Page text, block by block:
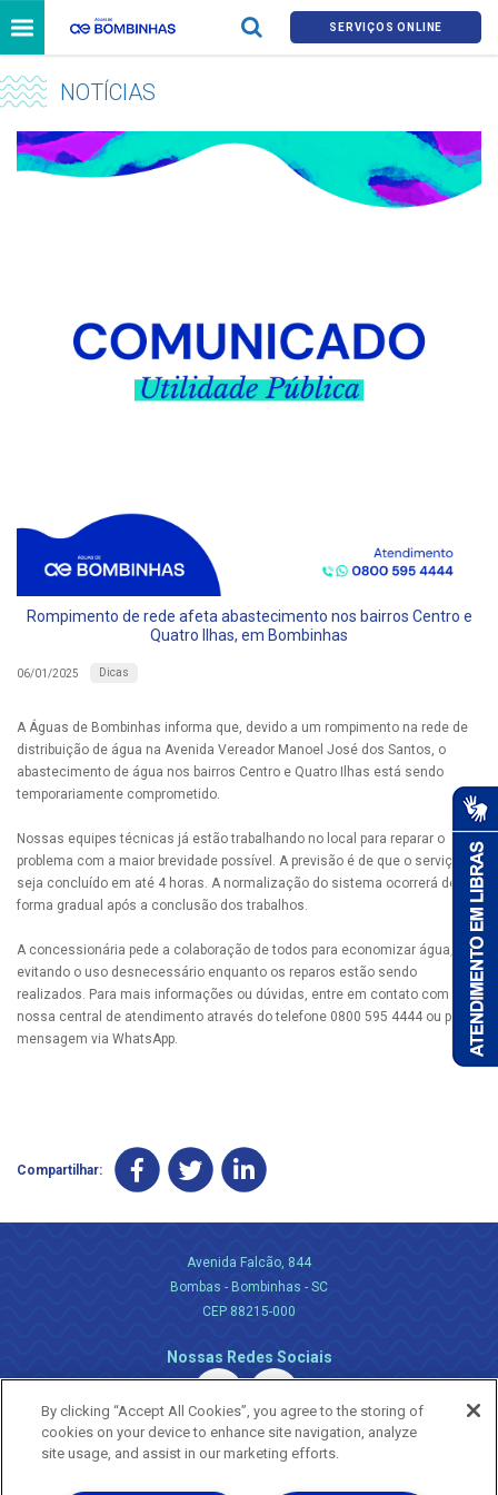
SERVIÇOS ONLINE
NOTÍCIAS
Rompimento de rede afeta abastecimento nos bairros Centro e
Quatro Ilhas, em Bombinhas
06/01/2025 Dicas
A Águas de Bombinhas informa que, devido a um rompimento na rede de
distribuição de água na Avenida Vereador Manoel José dos Santos, o
abastecimento de água nos bairros Centro e Quatro Ilhas está sendo
temporariamente comprometido.
Nossas equipes técnicas já estão trabalhando no local para reparar o
problema com a maior brevidade possível. A previsão é de que o serviço
seja concluído em até 4 horas. A normalização do sistema ocorrerá de
forma gradual após a conclusão dos trabalhos.
A concessionária pede a colaboração de todos para economizar água,
evitando o uso desnecessário enquanto os reparos estão sendo
realizados. Para mais informações ou dúvidas, entre em contato com a
nossa central de atendimento através do telefone 0800 595 4444 ou por
mensagem via WhatsApp.
Compartilhar:
Avenida Falcão, 844
Bombas - Bombinhas - SC
CEP 88215-000
Nossas Redes Sociais
By clicking “Accept All Cookies”, you agree to the storing of
cookies on your device to enhance site navigation, analyze
site usage, and assist in our marketing efforts.